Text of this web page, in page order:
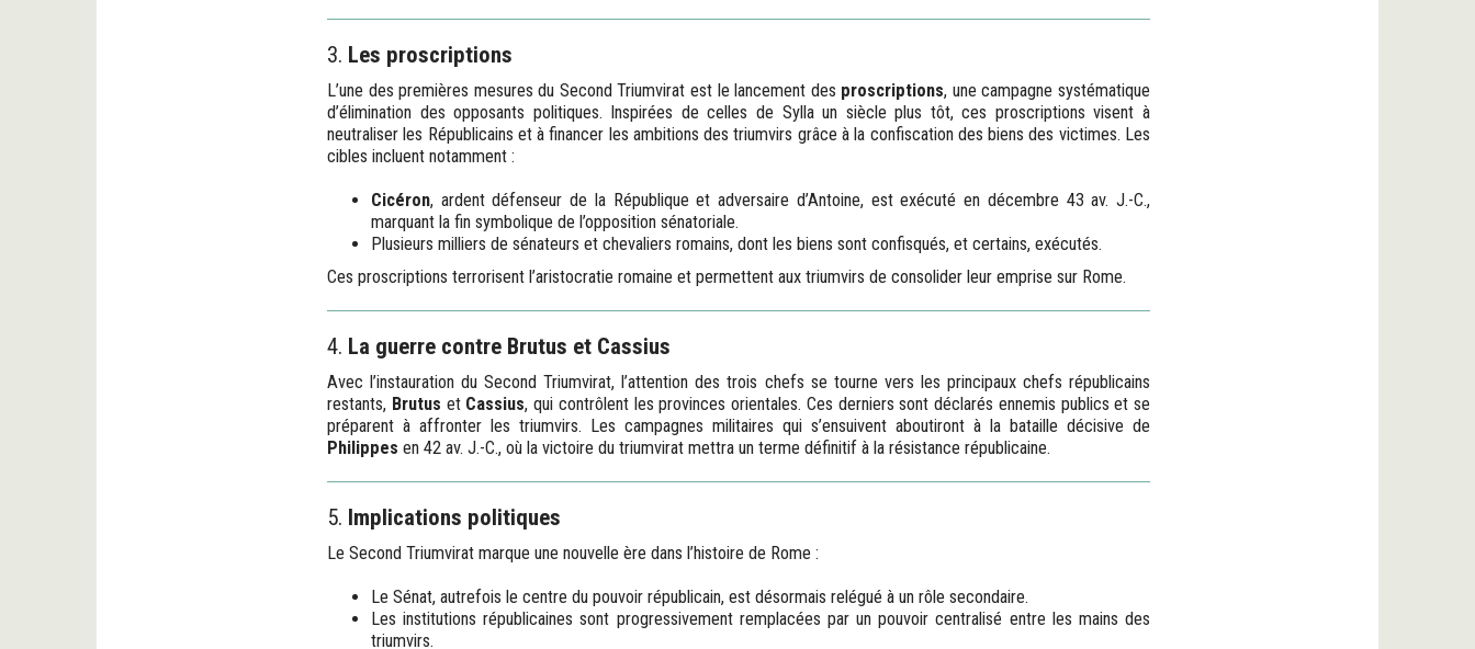
3. Les proscriptions
L’une des premières mesures du Second Triumvirat est le lancement des proscriptions, une campagne systématique
d’élimination des opposants politiques. Inspirées de celles de Sylla un siècle plus tôt, ces proscriptions visent à
neutraliser les Républicains et à financer les ambitions des triumvirs grâce à la confiscation des biens des victimes. Les
cibles incluent notamment :
Cicéron, ardent défenseur de la République et adversaire d’Antoine, est exécuté en décembre 43 av. J.-C.,
marquant la fin symbolique de l’opposition sénatoriale.
Plusieurs milliers de sénateurs et chevaliers romains, dont les biens sont confisqués, et certains, exécutés.
Ces proscriptions terrorisent l’aristocratie romaine et permettent aux triumvirs de consolider leur emprise sur Rome.
4. La guerre contre Brutus et Cassius
Avec l’instauration du Second Triumvirat, l’attention des trois chefs se tourne vers les principaux chefs républicains
restants, Brutus et Cassius, qui contrôlent les provinces orientales. Ces derniers sont déclarés ennemis publics et se
préparent à affronter les triumvirs. Les campagnes militaires qui s’ensuivent aboutiront à la bataille décisive de
Philippes en 42 av. J.-C., où la victoire du triumvirat mettra un terme définitif à la résistance républicaine.
5. Implications politiques
Le Second Triumvirat marque une nouvelle ère dans l’histoire de Rome :
Le Sénat, autrefois le centre du pouvoir républicain, est désormais relégué à un rôle secondaire.
Les institutions républicaines sont progressivement remplacées par un pouvoir centralisé entre les mains des
triumvirs.